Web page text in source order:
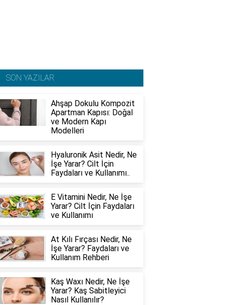
SON YAZILAR
Ahşap Dokulu Kompozit
Apartman Kapısı: Doğal
ve Modern Kapı
Modelleri
Hyaluronik Asit Nedir, Ne
İşe Yarar? Cilt İçin
Faydaları ve Kullanımı..
E Vitamini Nedir, Ne İşe
Yarar? Cilt İçin Faydaları
ve Kullanımı
At Kılı Fırçası Nedir, Ne
İşe Yarar? Faydaları ve
Kullanım Rehberi
Kaş Waxı Nedir, Ne İşe
Yarar? Kaş Sabitleyici
Nasıl Kullanılır?